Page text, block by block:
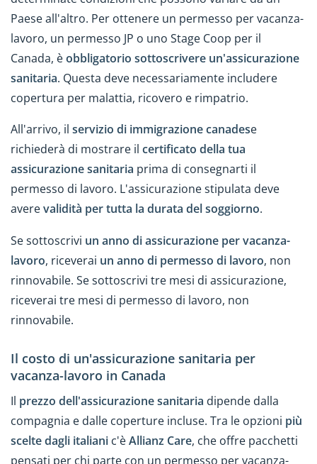
Paese all'altro. Per ottenere un permesso per vacanza-
lavoro, un permesso JP o uno Stage Coop per il
Canada, èobbligatorio sottoscrivere un'assicurazione
sanitaria. Questa deve necessariamente includere
copertura per malattia, ricovero e rimpatrio.
All'arrivo, il servizio di immigrazione canadese
richiederà di mostrare il certificato della tua
assicurazione sanitaria prima di consegnarti il
permesso di lavoro. L'assicurazione stipulata deve
averevalidità per tutta la durata del soggiorno.
Se sottoscrivi un anno di assicurazione per vacanza-
lavoro, riceverai un anno di permesso di lavoro, non
rinnovabile. Se sottoscrivi tre mesi di assicurazione,
riceverai tre mesi di permesso di lavoro, non
rinnovabile.
Il costo di un'assicurazione sanitaria per
vacanza-lavoro in Canada
Il prezzo dell'assicurazione sanitaria dipende dalla
compagnia e dalle coperture incluse. Tra le opzioni più
scelte dagli italiani c'èAllianz Care, che offre pacchetti
pensati per chi parte con un permesso per vacanza-